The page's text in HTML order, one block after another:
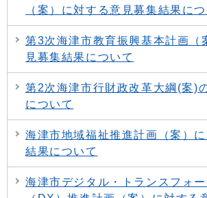
（案）に対する意見募集結果に
第3次海津市教育振興基本計画（
見募集結果について
第2次海津市行財政改革大綱(案)
について
海津市地域福祉推進計画（案）
結果について
海津市デジタル・トランスフォ